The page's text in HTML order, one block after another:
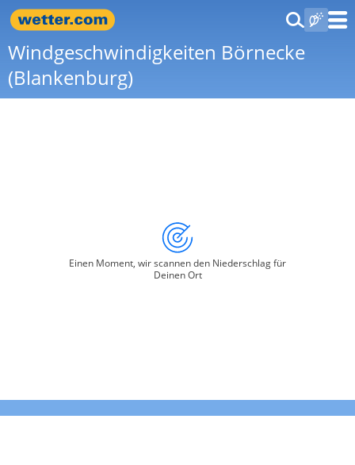
Windgeschwindigkeiten Börnecke
(Blankenburg)
Einen Moment, wir scannen den Niederschlag für
Deinen Ort